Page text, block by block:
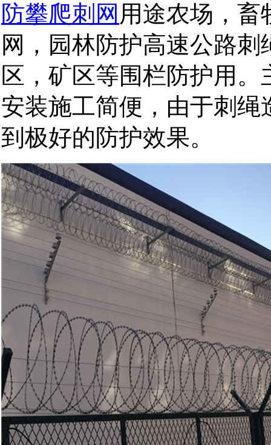
防攀爬刺网 用途农场，畜
网，园林防护高速公路
区，矿区等围栏防护用
安装施工简便，由于刺
到极好的防护效果。